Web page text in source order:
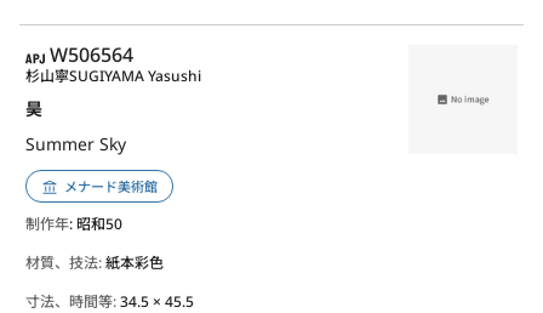
APJ
W506564
昊
Summer Sky
杉山寧SUGIYAMA Yasushi
メナード美術館
制作年: 昭和50
材質、技法:紙本彩色
寸法、時間等:34.5 × 45.5